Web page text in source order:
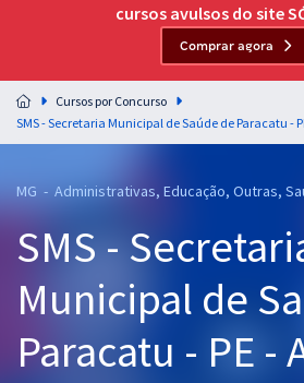
Residências Multiprofissionais
Preparação completa e intensiva para as
residências em saúde do Brasil
Cursos 20% OFF
Pós
Graduação
cursos avulsos do site
Comprar agora
Cursos por Concurso
MG - Administrativas, Educação, Outras,
SMS -
Municipal de
Paracatu - PE -